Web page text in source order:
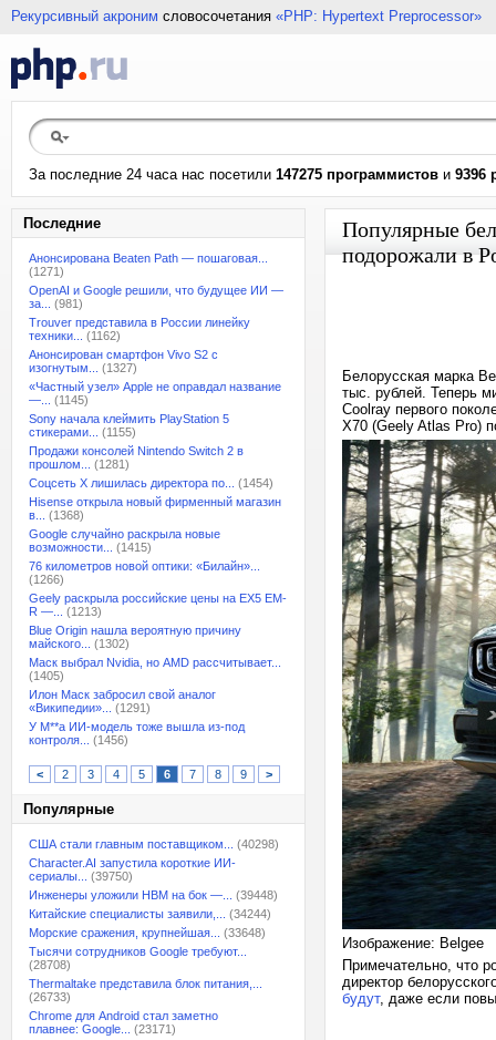
Рекурсивный акроним словосочетания «PHP: Hypertext Preprocessor»
За последние 24 часа нас посетили 147275 программистов и 9396
Последние
Анонсирована Beaten Path — пошаговая...
(1271)
OpenAI и Google решили, что будущее ИИ —
за...
(981)
Trouver представила в России линейку
техники...
(1162)
Анонсирован смартфон Vivo S2 с
изогнутым...
(1327)
«Частный узел» Apple не оправдал название
—...
(1145)
Sony начала клеймить PlayStation 5
стикерами...
(1155)
Продажи консолей Nintendo Switch 2 в
прошлом...
(1281)
Соцсеть X лишилась директора по...
(1454)
Hisense открыла новый фирменный магазин
в...
(1368)
Google случайно раскрыла новые
возможности...
(1415)
76 километров новой оптики: «Билайн»...
(1266)
Geely раскрыла российские цены на EX5 EM-
R —...
(1213)
Blue Origin нашла вероятную причину
майского...
(1302)
Маск выбрал Nvidia, но AMD рассчитывает...
(1405)
Илон Маск забросил свой аналог
«Википедии»...
(1291)
У M**a ИИ-модель тоже вышла из-под
контроля...
(1456)
< 2 3 4 5 6 7 8 9 >
Популярные
США стали главным поставщиком...
(40298)
Character.AI запустила короткие ИИ-
сериалы...
(39750)
Инженеры уложили HBM на бок —...
(39448)
Китайские специалисты заявили,...
(34244)
Морские сражения, крупнейшая...
(33648)
Тысячи сотрудников Google требуют...
(28708)
Thermaltake представила блок питания,...
(26733)
Chrome для Android стал заметно
плавнее: Google...
(23171)
Популярные
подорожали в
Белорусская марка
тыс. рублей. Теперь
Coolray первого
X70 (Geely Atlas Pro)
Изображение: Belgee
Примечательно, что
директор
будут, даже если